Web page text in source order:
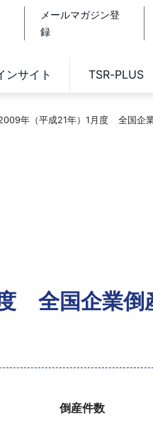
メールマガジン登
録
ンサイト TSR-PLUS
年（平成21年）1月度 全国企
全国企業倒
倒産件数